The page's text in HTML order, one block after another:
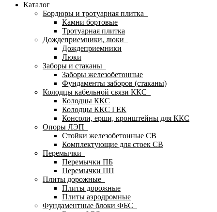
Каталог
Бордюры и тротуарная плитка
Камни бортовые
Тротуарная плитка
Дождеприемники, люки
Дождеприемники
Люки
Заборы и стаканы
Заборы железобетонные
Фундаменты заборов (стаканы)
Колодцы кабельной связи ККС
Колодцы ККС
Колодцы ККС ГЕК
Консоли, ерши, кронштейны для ККС
Опоры ЛЭП
Стойки железобетонные СВ
Комплектующие для стоек СВ
Перемычки
Перемычки ПБ
Перемычки ПП
Плиты дорожные
Плиты дорожные
Плиты аэродромные
Фундаментные блоки ФБС